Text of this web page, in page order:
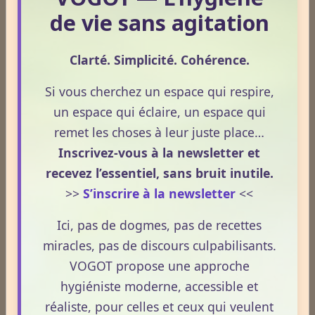
métabolisme ?
Le 13/05/2026
Le CBD suscite un intérêt croissant, notamment
médicaments. Pourtant, la compréhension de ces
interactions reste souvent floue. En 2026, le cadre
légal français impose des règles strictes : seuls les
usages externes du CBD sont autorisés. Cet article
propose une mise au point claire et accessible pour
comprendre comment le CBD s’inscrit dans une
allégations thérapeutiques.
Lire la suite
CBD et douleurs – Apprenez à bien maîtriser le concept.
Le CBD suscite un intérêt croissant lorsqu’il est
question de douleurs et de bien‑être. Pourtant, son
rôle réel, son cadre légal et ses usages externes
restent souvent mal compris. Cet article propose une
de vie sans agitation
Clarté. Simplicité. Cohérence.
Si vous cherchez un espace qui respire,
un espace qui éclaire, un espace qui
remet les choses à leur juste place…
Inscrivez-vous à la newsletter et
recevez l’essentiel, sans bruit inutile.
>> S’inscrire à la newsletter <<
Ici, pas de dogmes, pas de recettes
miracles, pas de discours culpabilisants.
VOGOT propose une approche
hygiéniste moderne, accessible et
réaliste, pour celles et ceux qui veulent